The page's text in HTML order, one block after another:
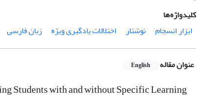
کلیدواژه‌ها
ابزار انسجام
نوشتار اختلالات یادگیری ویژه زبان فارسی
عنوان مقاله English
Students with and without Specific Learning